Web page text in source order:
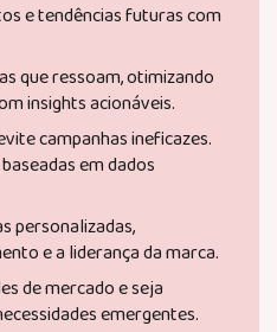
e tendências futuras com
que ressoam, otimizando
insights acionáveis.
campanhas ineficazes.
em dados
personalizadas,
e a liderança da marca.
de mercado e seja
emergentes.